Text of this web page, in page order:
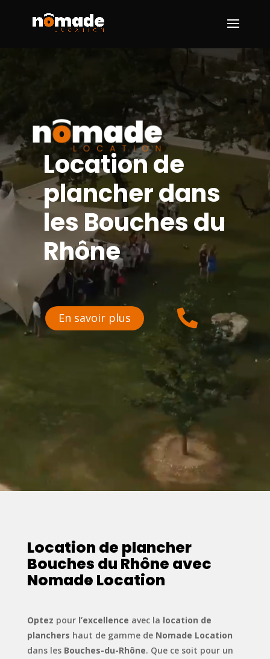
Location de
plancher dans
les Bouches du
Rhône
En savoir plus 
Location de plancher
Bouches du Rhône avec
Nomade Location
Optez pour l’excellence avec la location de
planchers haut de gamme de Nomade Location
dans les Bouches-du-Rhône. Que ce soit pour un